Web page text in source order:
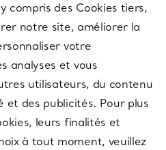
compris des Cookies tiers,
notre site, améliorer la
votre
analyses et vous
utilisateurs, du contenu
et des publicités. Pour plus
leurs finalités et
à tout moment, veuillez